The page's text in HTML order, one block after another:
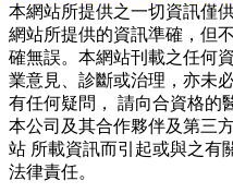
本網站所提供之一切資訊僅
網站所提供的資訊準確，但
確無誤。本網站刊載之任何
業意見、診斷或治理，亦未
有任何疑問， 請向合資格的
本公司及其合作夥伴及第三
站 所載資訊而引起或與之有
法律責任。